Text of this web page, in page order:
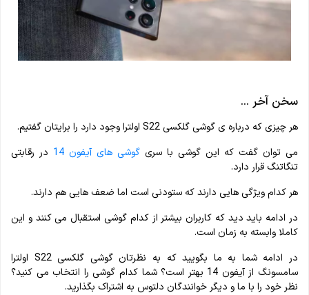
سخن آخر ...
هر چیزی که درباره ی گوشی گلکسی S22 اولترا وجود دارد را برایتان گفتیم.
می توان گفت که این گوشی با سری گوشی های آیفون 14
در رقابتی
تنگاتنگ قرار دارد.
هر کدام ویژگی هایی دارند که ستودنی است اما ضعف هایی هم دارند.
در ادامه باید دید که کاربران بیشتر از کدام گوشی استقبال می کنند و این
کاملا وابسته به زمان است.
در ادامه شما به ما بگویید که به نظرتان گوشی گلکسی S22 اولترا
سامسونگ از آیفون 14 بهتر است؟ شما کدام گوشی را انتخاب می کنید؟
نظر خود را با ما و دیگر خوانندگان دلتوس به اشتراک بگذارید.